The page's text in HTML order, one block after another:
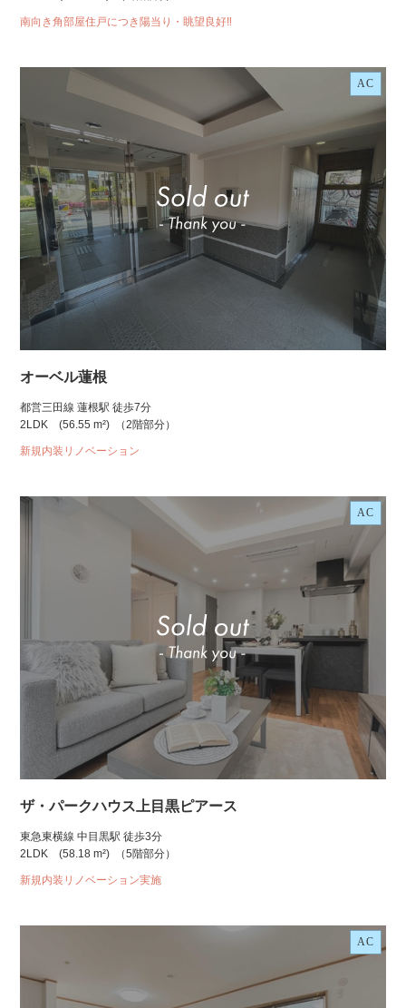
南向き角部屋住戸につき陽当り・眺望良好‼
AC
オーベル蓮根
都営三田線 蓮根駅 徒歩7分
2LDK
(56.55 m²) （2階部分）
新規内装リノベーション
AC
ザ・パークハウス上目黒ピアース
東急東横線 中目黒駅 徒歩3分
2LDK
(58.18 m²) （5階部分）
新規内装リノベーション実施
AC